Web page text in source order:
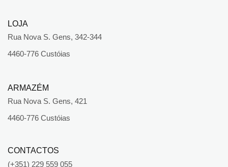
LOJA
Rua Nova S. Gens, 342-344
4460-776 Custóias
ARMAZÉM
Rua Nova S. Gens, 421
4460-776 Custóias
CONTACTOS
(+351) 229 559 055